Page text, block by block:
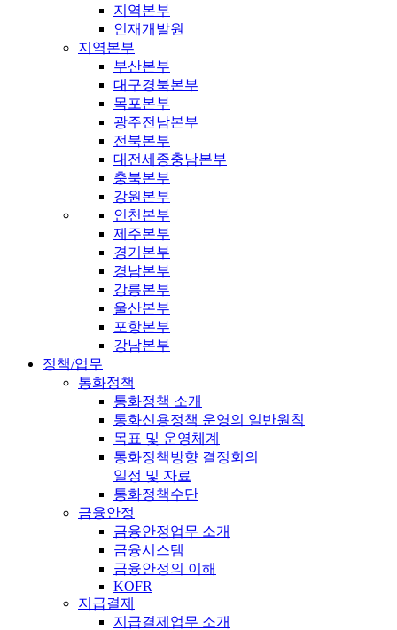
지역본부
인재개발원
지역본부
부산본부
대구경북본부
목포본부
광주전남본부
전북본부
대전세종충남본부
충북본부
강원본부
인천본부
제주본부
경기본부
경남본부
강릉본부
울산본부
포항본부
강남본부
정책/업무
통화정책
통화정책 소개
통화신용정책 운영의 일반원칙
목표 및 운영체계
통화정책방향 결정회의
일정 및 자료
통화정책수단
금융안정
금융안정업무 소개
금융시스템
금융안정의 이해
KOFR
지급결제
지급결제업무 소개